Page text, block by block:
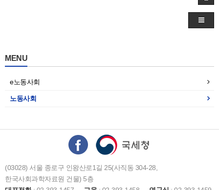
MENU
e노동사회
노동사회
(03028) 서울 종로구 인왕산로1길 25(사직동 304-28,
한국사회과학자료원 건물) 5층